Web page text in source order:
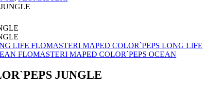
FLOMASTERI MAPED COLOR`PEPS LONG LIFE
FLOMASTERI MAPED COLOR`PEPS OCEAN
JUNGLE